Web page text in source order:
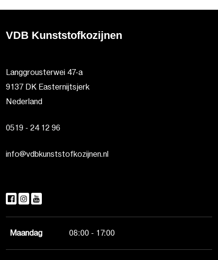
VDB Kunststofkozijnen
Langgrousterwei 47-a
9137 DK Easternijtsjerk
Nederland
0519 - 24 12 96
info@vdbkunststofkozijnen.nl
Maandag 08:00 - 17:00